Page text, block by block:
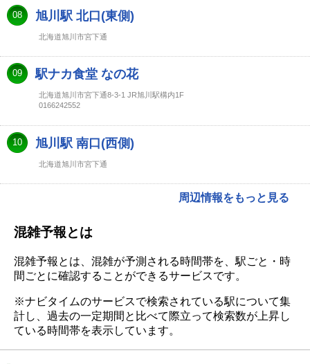
08 旭川駅 北口(東側)
北海道旭川市宮下通
09 駅ナカ食堂 なの花
北海道旭川市宮下通8-3-1 JR旭川駅構内1F
0166242552
10 旭川駅 南口(西側)
北海道旭川市宮下通
周辺情報をもっと見る
混雑予報とは
混雑予報とは、混雑が予測される時間帯を、駅ごと・時
間ごとに確認することができるサービスです。
※ナビタイムのサービスで検索されている駅について集
計し、過去の一定期間と比べて際立って検索数が上昇し
ている時間帯を表示しています。